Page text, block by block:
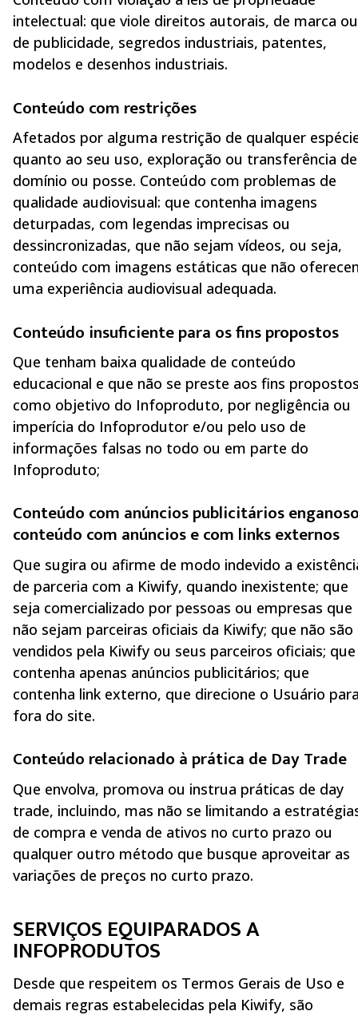
intelectual: que viole direitos autorais, de marca ou
de publicidade, segredos industriais, patentes,
modelos e desenhos industriais.
Conteúdo com restrições
Afetados por alguma restrição de qualquer
quanto ao seu uso, exploração ou transferência de
domínio ou posse. Conteúdo com problemas de
qualidade audiovisual: que contenha imagens
deturpadas, com legendas imprecisas ou
dessincronizadas, que não sejam vídeos, ou seja,
conteúdo com imagens estáticas que não
uma experiência audiovisual adequada.
Conteúdo insuficiente para os fins propostos
Que tenham baixa qualidade de conteúdo
educacional e que não se preste aos fins
como objetivo do Infoproduto, por negligência ou
imperícia do Infoprodutor e/ou pelo uso de
informações falsas no todo ou em parte do
Infoproduto;
Conteúdo com anúncios publicitários
conteúdo com anúncios e com links externos
Que sugira ou afirme de modo indevido a
de parceria com a Kiwify, quando inexistente; que
seja comercializado por pessoas ou empresas que
não sejam parceiras oficiais da Kiwify; que não são
vendidos pela Kiwify ou seus parceiros oficiais; que
contenha apenas anúncios publicitários; que
contenha link externo, que direcione o Usuário
fora do site.
Conteúdo relacionado à prática de Day Trade
Que envolva, promova ou instrua práticas de day
trade, incluindo, mas não se limitando a
de compra e venda de ativos no curto prazo ou
qualquer outro método que busque aproveitar as
variações de preços no curto prazo.
SERVIÇOS EQUIPARADOS A
INFOPRODUTOS
Desde que respeitem os Termos Gerais de Uso e
demais regras estabelecidas pela Kiwify, são